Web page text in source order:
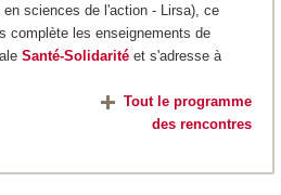
en sciences de l'action - Lirsa), ce
complète les enseignements de
Santé-Solidaritéet s'adresse à
Tout le programme
des rencontres